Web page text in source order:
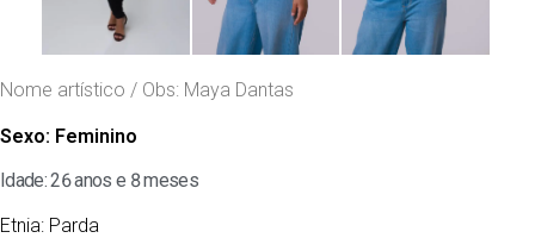
Nome artístico / Obs: Maya Dantas
Sexo: Feminino
Idade: 26 anos e 8 meses
Etnia: Parda